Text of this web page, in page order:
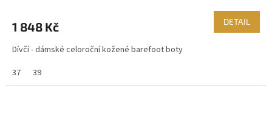
1 848 Kč DETAIL
Dívčí - dámské celoroční kožené barefoot boty
37
39